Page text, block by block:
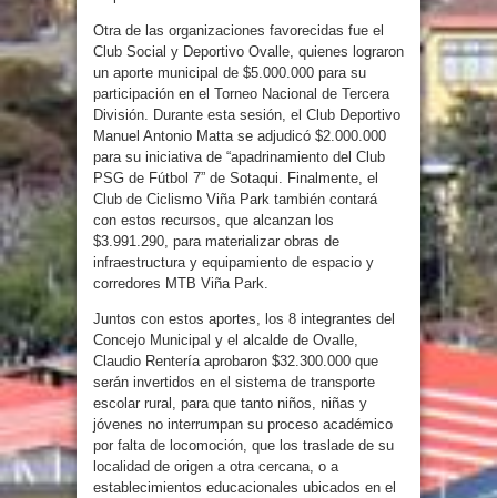
Otra de las organizaciones favorecidas fue el
Club Social y Deportivo Ovalle, quienes lograron
un aporte municipal de $5.000.000 para su
participación en el Torneo Nacional de Tercera
División. Durante esta sesión, el Club Deportivo
Manuel Antonio Matta se adjudicó $2.000.000
para su iniciativa de “apadrinamiento del Club
PSG de Fútbol 7” de Sotaqui. Finalmente, el
Club de Ciclismo Viña Park también contará
con estos recursos, que alcanzan los
$3.991.290, para materializar obras de
infraestructura y equipamiento de espacio y
corredores MTB Viña Park.
Juntos con estos aportes, los 8 integrantes del
Concejo Municipal y el alcalde de Ovalle,
Claudio Rentería aprobaron $32.300.000 que
serán invertidos en el sistema de transporte
escolar rural, para que tanto niños, niñas y
jóvenes no interrumpan su proceso académico
por falta de locomoción, que los traslade de su
localidad de origen a otra cercana, o a
establecimientos educacionales ubicados en el